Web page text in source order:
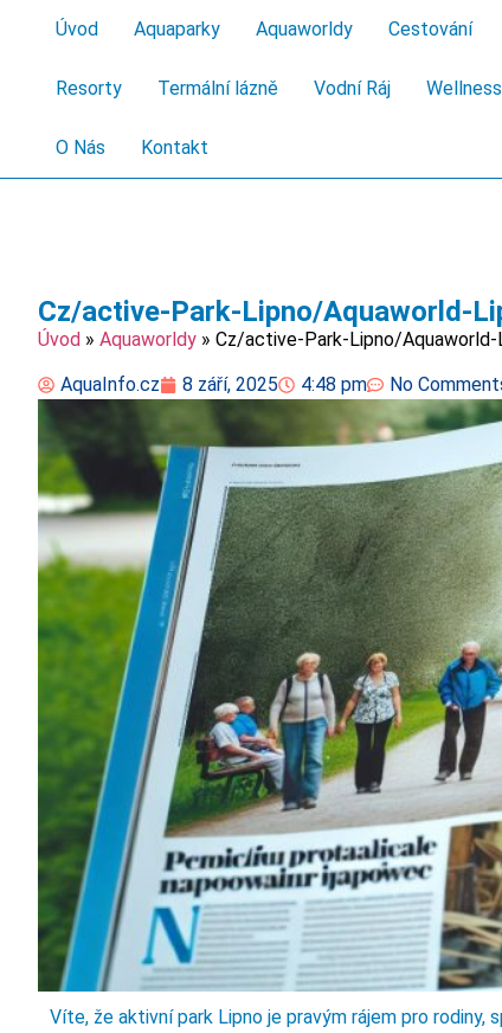
Úvod Aquaparky Aquaworldy Cestování
Resorty Termální lázně Vodní Ráj Wellness
O Nás Kontakt
Cz/active-Park-Lipno/Aquaworld-
Úvod » Aquaworldy » Cz/active-Park-Lipno/
AquaInfo.cz 8 září, 2025 4:48 pm No
Víte, že aktivní park Lipno je pravým rájem pro